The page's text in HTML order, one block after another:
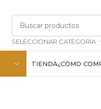
SELECCIONAR CATEGORÍA
TIENDA¿CÓMO